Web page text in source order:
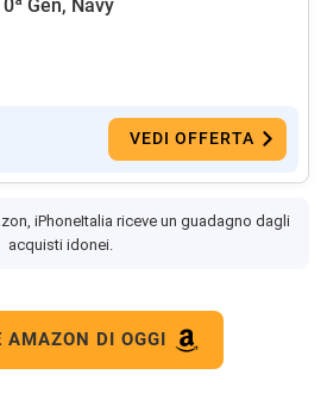
Gen, Navy
VEDI OFFERTA
iPhoneItalia riceve un guadagno dagli
acquisti idonei.
AMAZON DI OGGI